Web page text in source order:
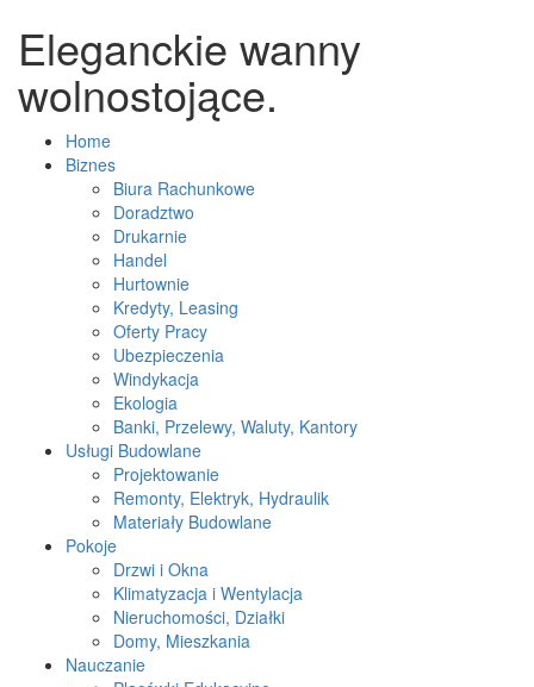
Eleganckie wanny
wolnostojące.
Home
Biznes
Biura Rachunkowe
Doradztwo
Drukarnie
Handel
Hurtownie
Kredyty, Leasing
Oferty Pracy
Ubezpieczenia
Windykacja
Ekologia
Banki, Przelewy, Waluty, Kantory
Usługi Budowlane
Projektowanie
Remonty, Elektryk, Hydraulik
Materiały Budowlane
Pokoje
Drzwi i Okna
Klimatyzacja i Wentylacja
Nieruchomości, Działki
Domy, Mieszkania
Nauczanie